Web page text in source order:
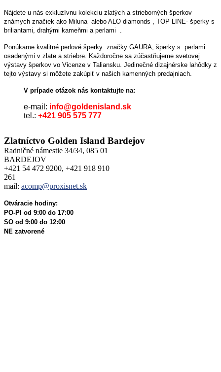
Nájdete u nás exkluzívnu kolekciu zlatých a strieborných šperkov
známych značiek ako Miluna alebo ALO diamonds , TOP LINE- šperky s
briliantami, drahými kameňmi a perlami .
Ponúkame kvalitné perlové šperky značky GAURA, šperky s perlami
osadenými v zlate a striebre. Každoročne sa zúčastňujeme svetovej
výstavy šperkov vo Vicenze v Taliansku. Jedinečné dizajnérske lahôdky z
tejto výstavy si môžete zakúpiť v našich kamenných predajniach.
V prípade otázok nás kontaktujte na:
e-mail: info@goldenisland.sk
tel.: +421 905 575 777
Zlatníctvo Golden Island Bardejov
Radničné námestie 34/34, 085 01
BARDEJOV
+421 54 472 9200, +421 918 910
261
mail: acomp@proxisnet.sk
Otváracie hodiny:
PO-PI od 9:00 do 17:00
SO od 9:00 do 12:00
NE zatvorené